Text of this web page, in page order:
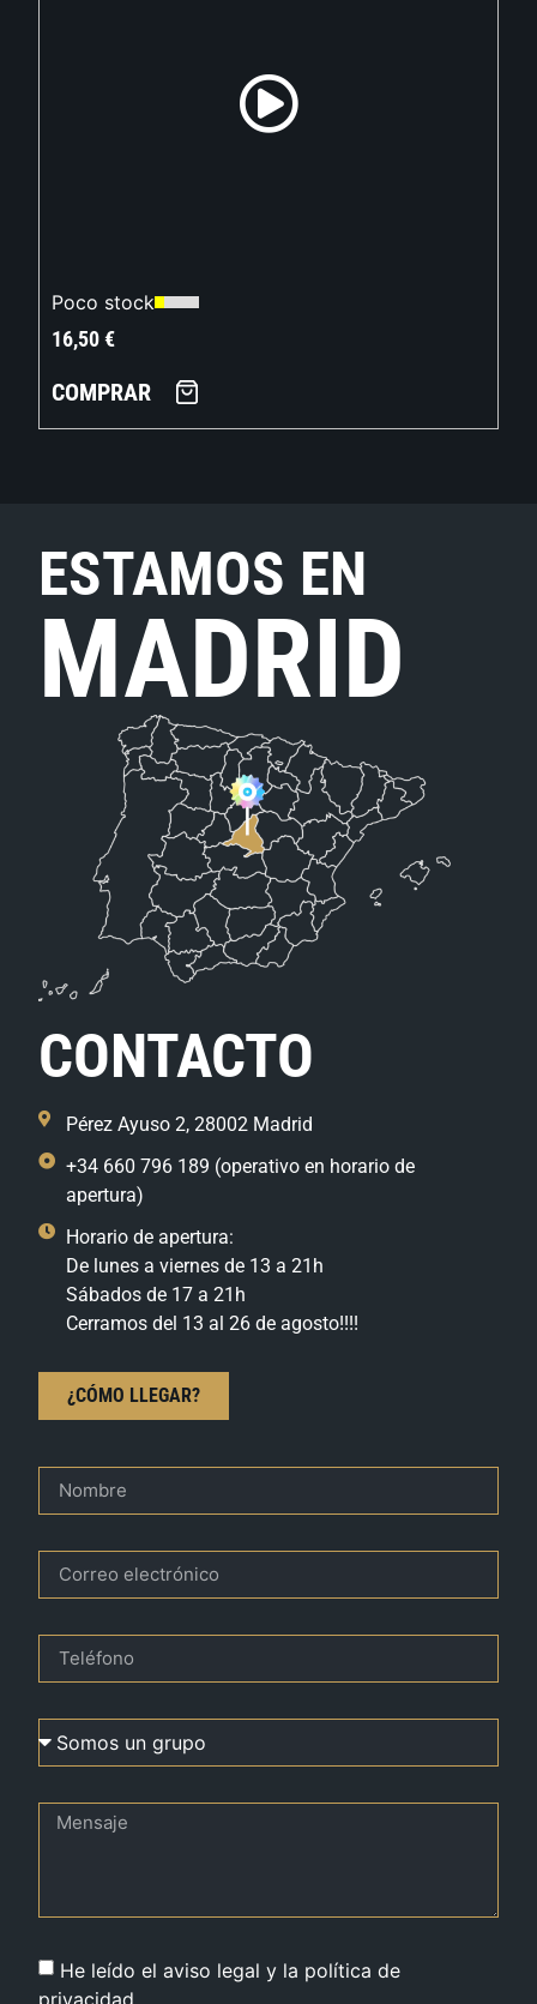
Poco stock
16,50€
COMPRAR
ESTAMOS EN
MADRID
CONTACTO
Pérez Ayuso 2, 28002 Madrid
+34 660 796 189 (operativo en horario de
apertura)
Horario de apertura:
De lunes a viernes de 13 a 21h
Sábados de 17 a 21h
Cerramos del 13 al 26 de agosto!!!!
¿CÓMO LLEGAR?
He leído el aviso legal y la política de
privacidad